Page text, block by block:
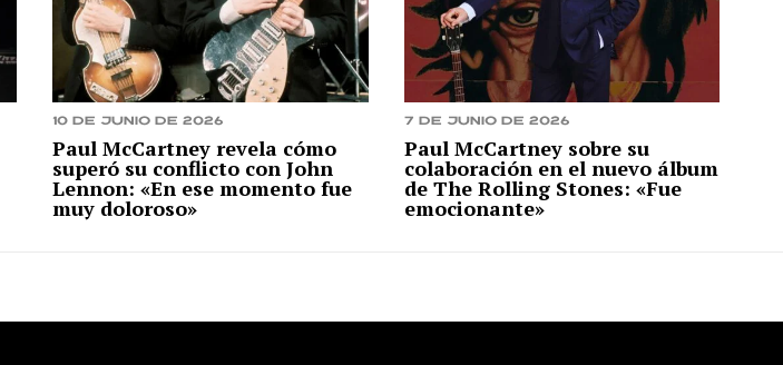
10 de junio de 2026
Paul McCartney revela cómo
superó su conflicto con John
Lennon: «En ese momento fue
muy doloroso»
7 de junio de 2026
Paul McCartney sobre su
colaboración en el nuevo álbum
de The Rolling Stones: «Fue
emocionante»